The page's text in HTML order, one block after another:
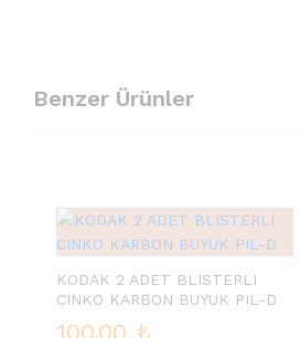
Benzer Ürünler
KODAK 2 ADET BLISTERLI
CINKO KARBON BUYUK PIL-D
100.00 ₺